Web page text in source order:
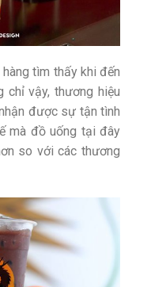
tìm thấy khi đến
chỉ vậy, thương hiệu
được sự tận tình
mà đồ uống tại đây
so với các thương